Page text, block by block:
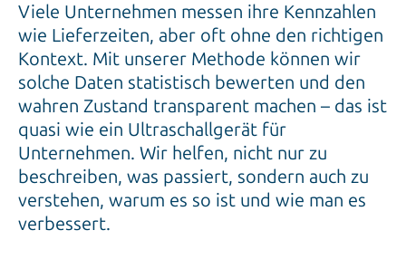
Viele Unternehmen messen ihre Kennzahlen
wie Lieferzeiten, aber oft ohne den richtigen
Kontext. Mit unserer Methode können wir
solche Daten statistisch bewerten und den
wahren Zustand transparent machen – das ist
quasi wie ein Ultraschallgerät für
Unternehmen. Wir helfen, nicht nur zu
beschreiben, was passiert, sondern auch zu
verstehen, warum es so ist und wie man es
verbessert.